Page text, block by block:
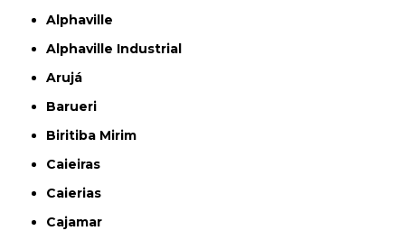
Alphaville
Alphaville Industrial
Arujá
Barueri
Biritiba Mirim
Caieiras
Caierias
Cajamar